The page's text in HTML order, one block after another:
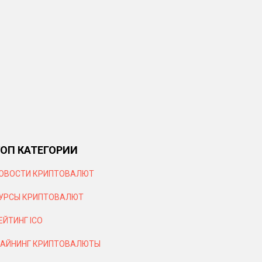
КАТЕГОРИИ
КРИПТОВАЛЮТ
КРИПТОВАЛЮТ
ICO
КРИПТОВАЛЮТЫ